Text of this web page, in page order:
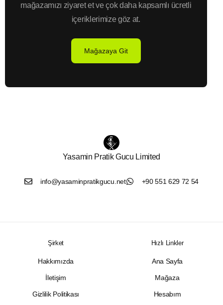
mağazamızı ziyaret et ve çok daha kapsamlı ücretli
içeriklerimize göz at.
Mağazaya Git
Yasamin Pratik Gucu Limited
info@yasaminpratikgucu.net +90 551 629 72 54
Şirket
Hakkımızda
İletişim
Gizlilik Politikası
Hızlı Linkler
Ana Sayfa
Mağaza
Hesabım